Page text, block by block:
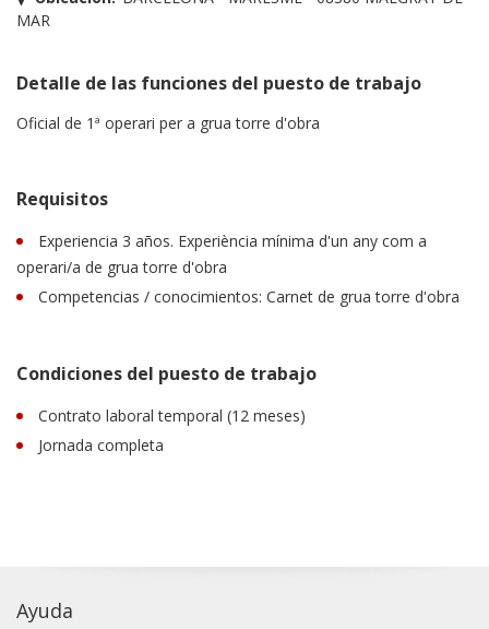
MAR
Detalle de las funciones del puesto de trabajo
Oficial de 1ª operari per a grua torre d'obra
Requisitos
Experiencia 3 años. Experiència mínima d'un any com a
operari/a de grua torre d'obra
Competencias / conocimientos: Carnet de grua torre d'obra
Condiciones del puesto de trabajo
Contrato laboral temporal (12 meses)
Jornada completa
Ayuda